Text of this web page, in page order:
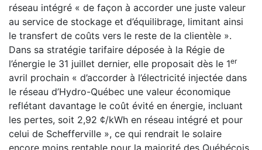
réseau intégré « de façon à accorder une juste valeur
au service de stockage et d’équilibrage, limitant ainsi
le transfert de coûts vers le reste de la clientèle ».
Dans sa stratégie tarifaire déposée à la Régie de
l’énergie le 31 juillet dernier, elle proposait dès le 1er
avril prochain « d’accorder à l’électricité injectée dans
le réseau d’Hydro-Québec une valeur économique
reflétant davantage le coût évité en énergie, incluant
les pertes, soit 2,92 ¢/kWh en réseau intégré et pour
celui de Schefferville », ce qui rendrait le solaire
encore moins rentable pour la majorité des Québécois.